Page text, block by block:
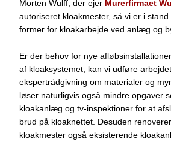
Morten Wulff, der ejer Murerfirmaet
autoriseret kloakmester, så vi er i
former for kloakarbejde ved anlæg og
Er der behov for nye
af kloaksystemet, kan vi udføre
ekspertrådgivning om materialer og
løser naturligvis også mindre opgaver
kloakanlæg og tv-inspektioner for at
brud på kloaknettet. Desuden
kloakmester også eksisterende